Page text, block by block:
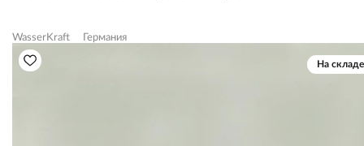
WasserKraft Германия
На складе